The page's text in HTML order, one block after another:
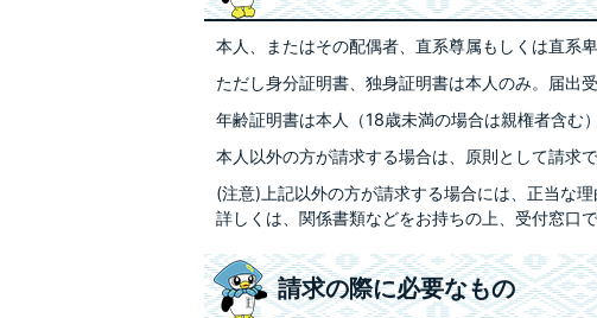
本人、またはその配偶者、直系尊属もしくは直系
ただし身分証明書、独身証明書は本人のみ。届出
年齢証明書は本人（18歳未満の場合は親権者含む
本人以外の方が請求する場合は、原則として請求
(注意)上記以外の方が請求する場合には、正当な理
詳しくは、関係書類などをお持ちの上、受付窓口で
請求の際に必要なもの